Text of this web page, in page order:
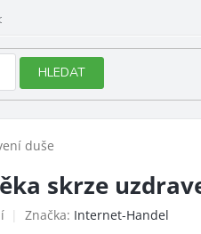
HLEDAT
duše
skrze
Značka: Internet-Handel